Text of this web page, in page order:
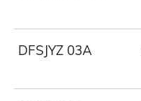
DFSJYZ 03A